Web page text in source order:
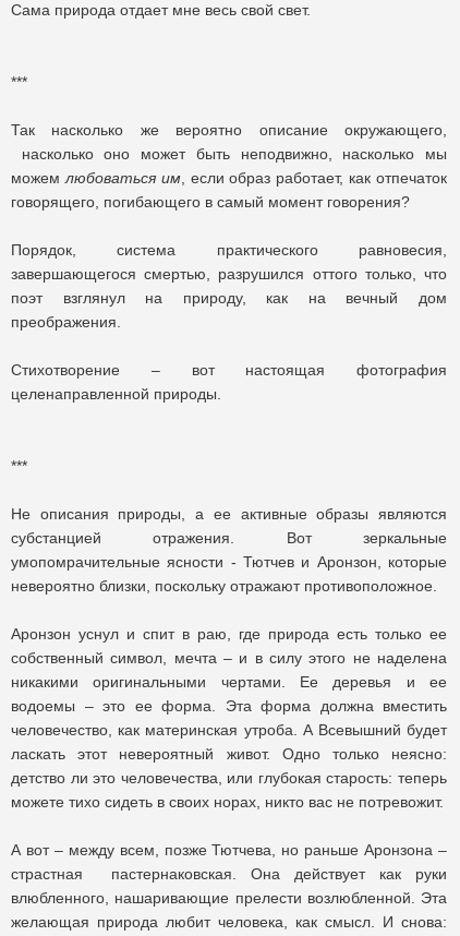
Сама природа отдает мне весь свой свет.
***
Так насколько же вероятно описание окружающего,
насколько оно может быть неподвижно, насколько мы
можем любоваться им, если образ работает, как отпечаток
говорящего, погибающего в самый момент говорения?
Порядок, система практического равновесия,
завершающегося смертью, разрушился оттого только, что
поэт взглянул на природу, как на вечный дом
преображения.
Стихотворение – вот настоящая фотография
целенаправленной природы.
***
Не описания природы, а ее активные образы являются
субстанцией отражения. Вот зеркальные
умопомрачительные ясности - Тютчев и Аронзон, которые
невероятно близки, поскольку отражают противоположное.
Аронзон уснул и спит в раю, где природа есть только ее
собственный символ, мечта – и в силу этого не наделена
никакими оригинальными чертами. Ее деревья и ее
водоемы – это ее форма. Эта форма должна вместить
человечество, как материнская утроба. А Всевышний будет
ласкать этот невероятный живот. Одно только неясно:
детство ли это человечества, или глубокая старость: теперь
можете тихо сидеть в своих норах, никто вас не потревожит.
А вот – между всем, позже Тютчева, но раньше Аронзона –
страстная пастернаковская. Она действует как руки
влюбленного, нашаривающие прелести возлюбленной. Эта
желающая природа любит человека, как смысл. И снова: